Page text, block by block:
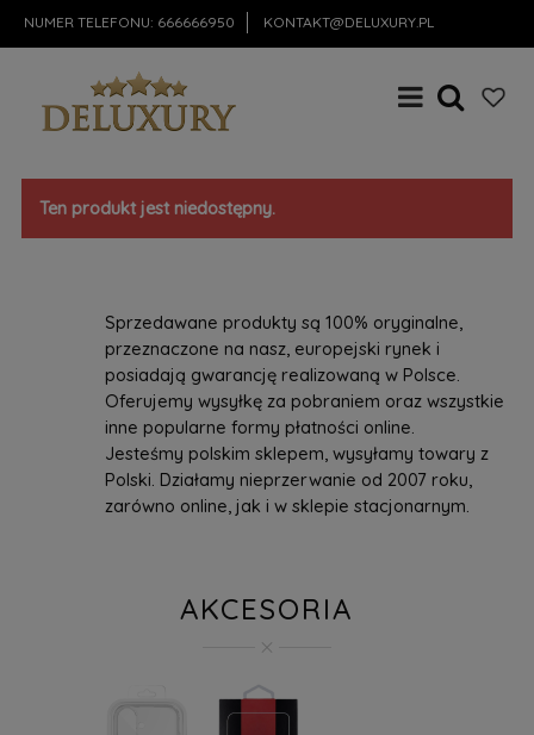
NUMER TELEFONU: 666666950 KONTAKT@DELUXURY.PL
Ten produkt jest niedostępny.
Sprzedawane produkty są 100% oryginalne,
przeznaczone na nasz, europejski rynek i
posiadają gwarancję realizowaną w Polsce.
Oferujemy wysyłkę za pobraniem oraz wszystkie
inne popularne formy płatności online.
Jesteśmy polskim sklepem, wysyłamy towary z
Polski. Działamy nieprzerwanie od 2007 roku,
zarówno online, jak i w sklepie stacjonarnym.
AKCESORIA